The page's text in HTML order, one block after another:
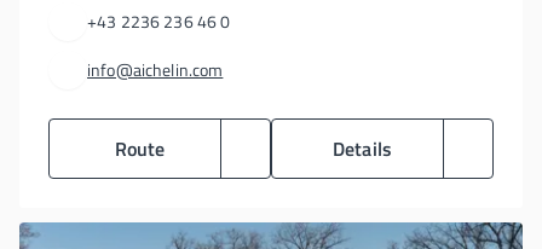
+43 2236 236 46 0
info@aichelin.com
Route Details